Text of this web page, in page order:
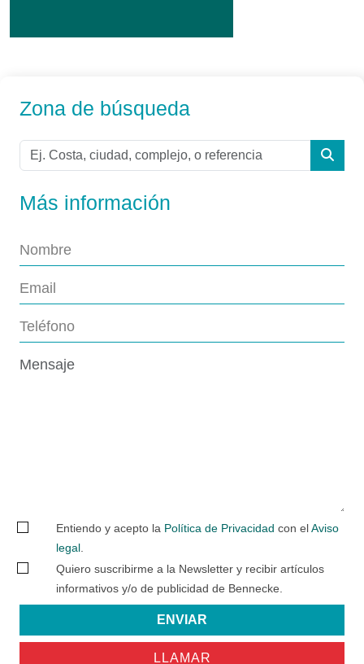
Zona de búsqueda
Más información
Entiendo y acepto la Política de Privacidad con elAviso
legal
Quiero suscribirme a la Newsletter y recibir artículos
informativos y/o de publicidad de Bennecke.
ENVIAR
LLAMAR